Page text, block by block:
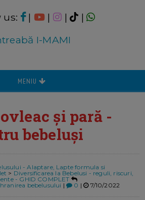
us: | | |
|
I-MAMI
MENIU
și pară -
bebeluși
- Alaptare, Lapte formula si
> Diversificarea la Bebelusi - reguli, riscuri,
- GHID COMPLET
bebelusului | 0 | 7/10/2022